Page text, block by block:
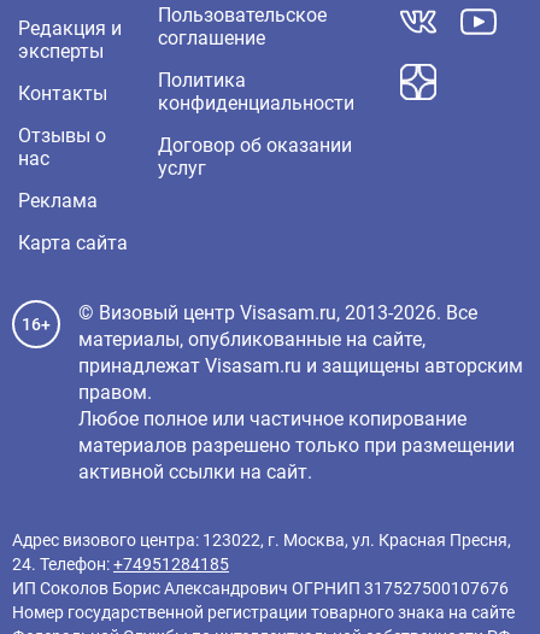
Редакция и
эксперты
Контакты
Отзывы о
нас
Реклама
Карта сайта
Пользовательское
соглашение
Политика
конфиденциальности
Договор об оказании
услуг
16+
© Визовый центр Visasam.ru, 2013-2026. Все
материалы, опубликованные на сайте,
принадлежат Visasam.ru и защищены авторским
правом.
Любое полное или частичное копирование
материалов разрешено только при размещении
активной ссылки на сайт.
Адрес визового центра: 123022, г. Москва, ул. Красная Пресня,
24. Телефон:+74951284185
ИП Соколов Борис Александрович ОГРНИП 317527500107676
Номер государственной регистрации товарного знака на сайте